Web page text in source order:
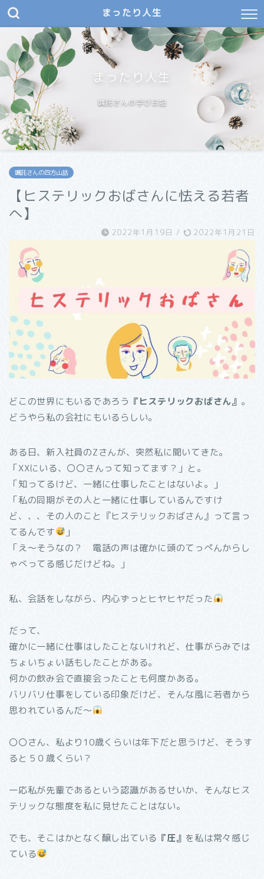
まったり人生
まったり人生
嘱託さんの学び日記
嘱託さんの四方山話
【ヒステリックおばさんに怯える若者
へ】
2022年1月19日 / 2022年1月21日
どこの世界にもいるであろう 『ヒステリックおばさん』 。
どうやら私の会社にもいるらしい。
ある日、新入社員のZさんが、突然私に聞いてきた。
「XXにいる、〇〇さんって知ってます？」と。
「知ってるけど、一緒に仕事したことはないよ。」
「私の同期がその人と一緒に仕事しているんですけ
ど、、、その人のこと『ヒステリックおばさん』って言っ
てるんです
」
「え〜そうなの？ 電話の声は確かに頭のてっぺんからし
ゃべってる感じだけどね。」
私、会話をしながら、内心ずっとヒヤヒヤだった
だって、
確かに一緒に仕事はしたことないけれど、仕事がらみでは
ちょいちょい話もしたことがある。
何かの飲み会で直接会ったことも何度かある。
バリバリ仕事をしている印象だけど、そんな風に若者から
思われているんだ〜
〇〇さん、私より10歳くらいは年下だと思うけど、そうす
ると５０歳くらい？
一応私が先輩であるという認識があるせいか、そんなヒス
テリックな態度を私に見せたことはない。
でも、そこはかとなく醸し出ている 『圧』 を私は常々感じ
ている